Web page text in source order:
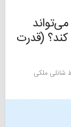
کند؟ (قدرت
شانلی ملکی